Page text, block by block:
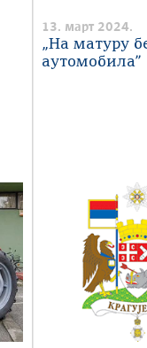
13. март 2024.
„На матуру
аутомобила”